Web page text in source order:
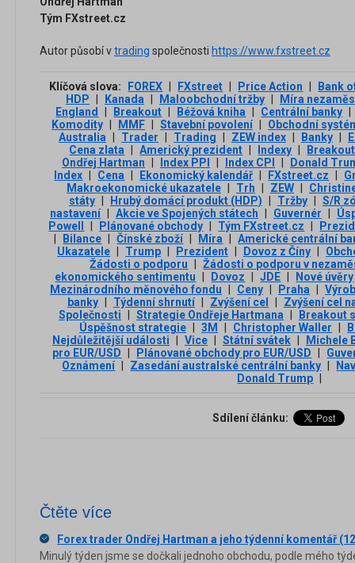
Tým FXstreet.cz
Autor působí vtrading společnosti https://www.fxstreet.cz
Klíčová slova: FOREX | FXstreet | Price Action |
Bank
HDP | Kanada | Maloobchodní tržby |
Míra
England | Breakout | Béžová kniha | Centrální banky |
Komodity | MMF | Stavební povolení |
Obchodní
Australia | Trader | Trading | ZEW index | Banky |
Cena zlata | Americký prezident | Indexy |
Ondřej Hartman | Index PPI | Index CPI |
Donald
Index | Cena | Ekonomický kalendář | FXstreet.cz |
Makroekonomické ukazatele | Trh | ZEW |
státy | Hrubý domácí produkt (HDP) | Tržby | S/R
nastavení | Akcie ve Spojených státech | Guvernér |
Powell | Plánované obchody | Tým FXstreet.cz |
|
Bilance | Čínské zboží | Míra | Americké centrální
Ukazatele | Trump | Prezident | Dovoz z Číny |
Žádosti o podporu | Žádosti o podporu v
ekonomického sentimentu | Dovoz | JDE |
Nové úvěry
Mezinárodního měnového fondu | Ceny | Praha |
banky | Týdenní shrnutí | Zvýšení cel |
Zvýšení cel
Společnosti | Strategie Ondřeje Hartmana |
Breakout
Úspěšnost strategie | 3М | Christopher Waller |
Nejdůležitější události | Vice | Státní svátek |
Michele
pro EUR/USD | Plánované obchody pro EUR/USD |
Oznámení | Zasedání australské centrální banky |
Donald Trump |
Sdílení článku:
Čtěte více
Forex trader Ondřej Hartman a jeho týdenní komentář
Minulý týden jsme se dočkali jednoho obchodu, podle mého